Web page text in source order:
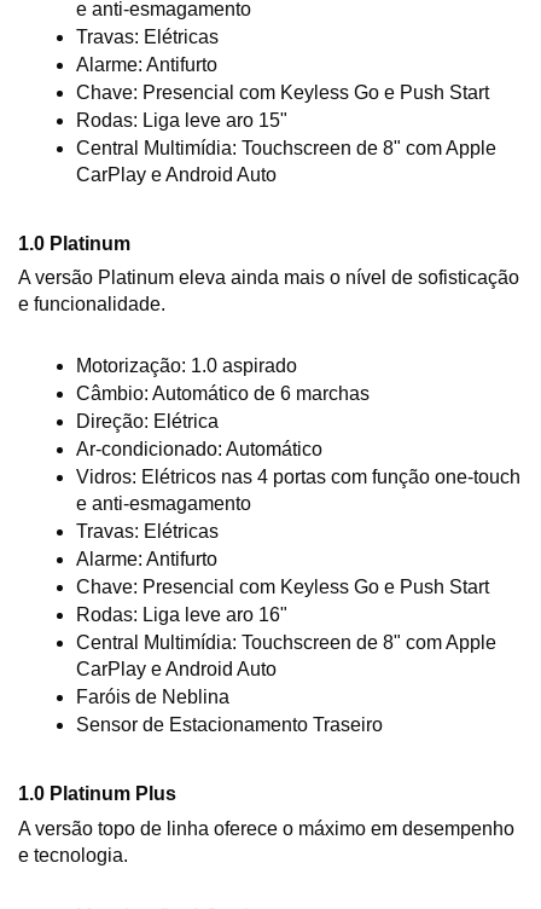
e anti-esmagamento
Travas: Elétricas
Alarme: Antifurto
Chave: Presencial com Keyless Go e Push Start
Rodas: Liga leve aro 15"
Central Multimídia: Touchscreen de 8" com Apple
CarPlay e Android Auto
1.0 Platinum
A versão Platinum eleva ainda mais o nível de sofisticação
e funcionalidade.
Motorização: 1.0 aspirado
Câmbio: Automático de 6 marchas
Direção: Elétrica
Ar-condicionado: Automático
Vidros: Elétricos nas 4 portas com função one-touch
e anti-esmagamento
Travas: Elétricas
Alarme: Antifurto
Chave: Presencial com Keyless Go e Push Start
Rodas: Liga leve aro 16"
Central Multimídia: Touchscreen de 8" com Apple
CarPlay e Android Auto
Faróis de Neblina
Sensor de Estacionamento Traseiro
1.0 Platinum Plus
A versão topo de linha oferece o máximo em desempenho
e tecnologia.